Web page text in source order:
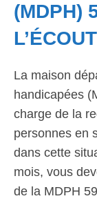
(MDPH)
La maison
handicapées
charge de la
personnes en
dans cette
mois, vous
de la MDPH